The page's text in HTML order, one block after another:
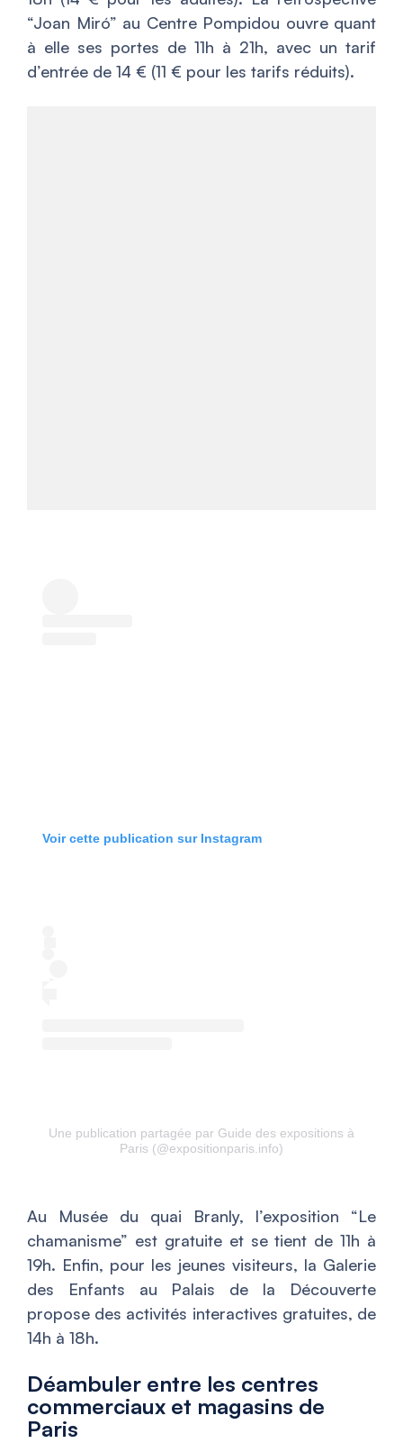
“Joan Miró” au Centre Pompidou ouvre quant
à elle ses portes de 11h à 21h, avec un tarif
d’entrée de 14 € (11 € pour les tarifs réduits).
Voir cette publication sur Instagram
Une publication partagée par Guide des expositions à
Paris (@expositionparis.info)
Au Musée du quai Branly, l’exposition “Le
chamanisme” est gratuite et se tient de 11h à
19h. Enfin, pour les jeunes visiteurs, la Galerie
des Enfants au Palais de la Découverte
propose des activités interactives gratuites, de
14h à 18h.
Déambuler entre les centres
commerciaux et magasins de
Paris